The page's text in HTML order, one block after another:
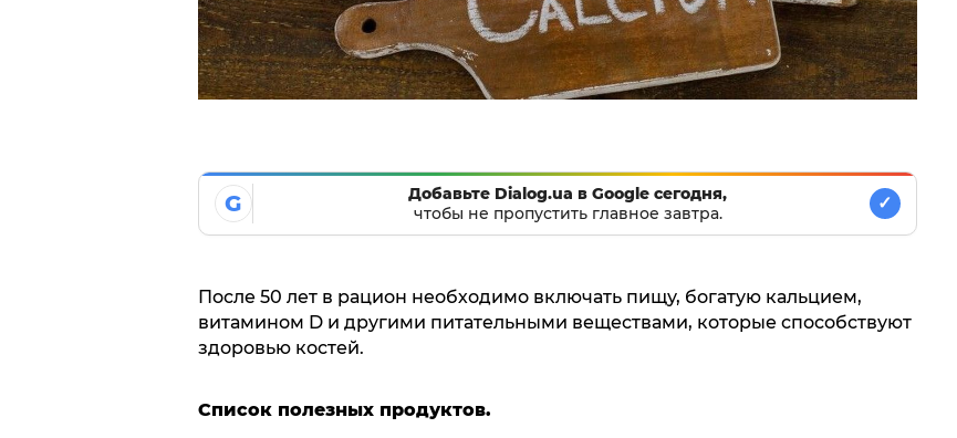
G
Добавьте Dialog.ua в Google сегодня,
чтобы не пропустить главное завтра.
✓
После 50 лет в рацион необходимо включать пищу, богатую кальцием,
витамином D и другими питательными веществами, которые способствуют
здоровью костей.
Список полезных продуктов.